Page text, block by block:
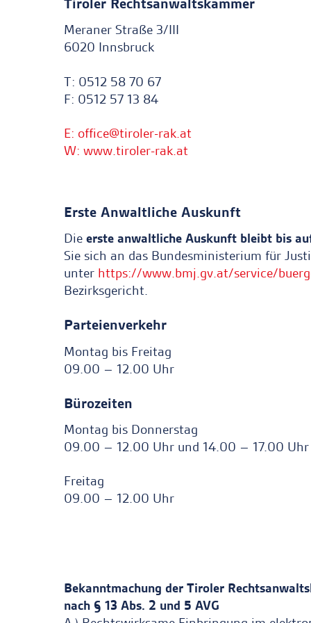
Meraner Straße 3/III
6020 Innsbruck
T: 0512 58 70 67
F: 0512 57 13 84
E: office tiroler-rak.at
W: www.tiroler-rak.at
Erste Anwaltliche Auskunft
Die erste anwaltliche Auskunft bleibt bis
Sie sich an das Bundesministerium für
unter https://www.bmj.gv.at/service/
Bezirksgericht.
Parteienverkehr
Montag bis Freitag
09.00 – 12.00 Uhr
Bürozeiten
Montag bis Donnerstag
09.00 – 12.00 Uhr und 14.00 – 17.00 Uhr
Freitag
09.00 – 12.00 Uhr
Ankerlink
Ankerlink
Bekanntmachung der Tiroler
nach § 13 Abs. 2 und 5 AVG